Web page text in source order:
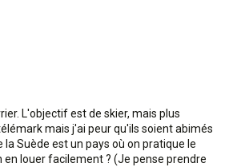
L'objectif est de skier, mais plus
mais j'ai peur qu'ils soient abimés
la Suède est un pays où on pratique le
louer facilement ? (Je pense prendre